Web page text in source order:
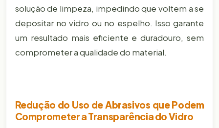
solução de limpeza, impedindo que voltem a se
depositar no vidro ou no espelho. Isso garante
um resultado mais eficiente e duradouro, sem
comprometer a qualidade do material.
Redução do Uso de Abrasivos que Podem
Comprometer a Transparência do Vidro